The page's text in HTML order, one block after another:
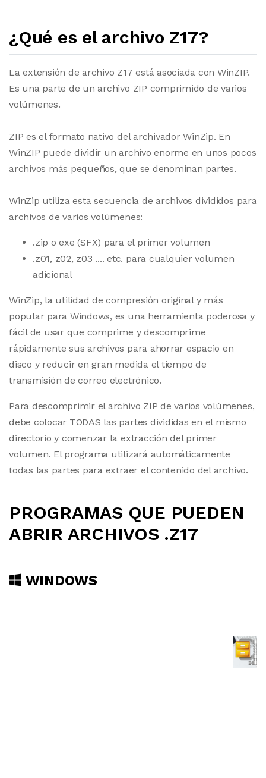
¿Qué es el archivo Z17?
La extensión de archivo Z17 está asociada con WinZIP.
Es una parte de un archivo ZIP comprimido de varios
volúmenes.
ZIP es el formato nativo del archivador WinZip. En
WinZIP puede dividir un archivo enorme en unos pocos
archivos más pequeños, que se denominan partes.
WinZip utiliza esta secuencia de archivos divididos para
archivos de varios volúmenes:
.zip o exe (SFX) para el primer volumen
.z01, z02, z03 .... etc. para cualquier volumen
adicional
WinZip, la utilidad de compresión original y más
popular para Windows, es una herramienta poderosa y
fácil de usar que comprime y descomprime
rápidamente sus archivos para ahorrar espacio en
disco y reducir en gran medida el tiempo de
transmisión de correo electrónico.
Para descomprimir el archivo ZIP de varios volúmenes,
debe colocar TODAS las partes divididas en el mismo
directorio y comenzar la extracción del primer
volumen. El programa utilizará automáticamente
todas las partes para extraer el contenido del archivo.
PROGRAMAS QUE PUEDEN
ABRIR ARCHIVOS .Z17
WINDOWS